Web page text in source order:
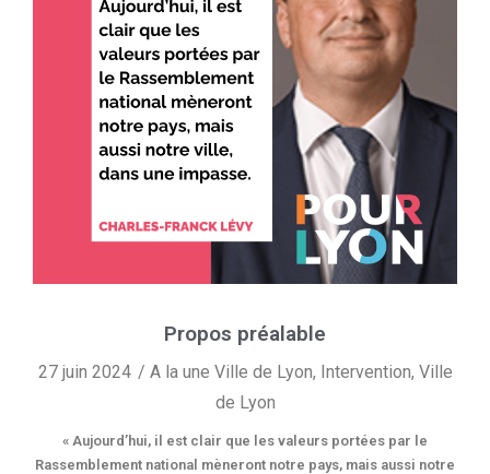
Propos préalable
27 juin 2024 A la une Ville de Lyon, Intervention, Ville
de Lyon
« Aujourd’hui, il est clair que les valeurs portées par le
Rassemblement national mèneront notre pays, mais aussi notre